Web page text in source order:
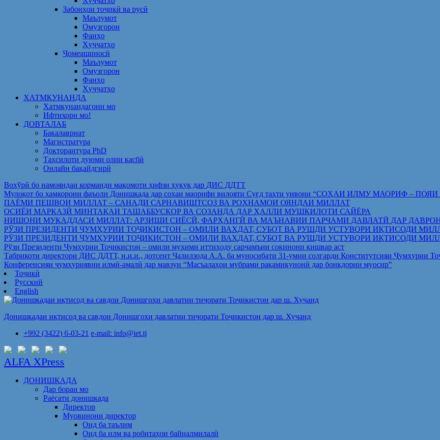
Забонҳои тоҷикӣ ва русӣ
Маълумот
Омузгорон
Фанҳо
Ҳуҷҷатҳо
Ҷомеашиносӣ
Маълумот
Омузгорон
Фанҳо
Ҳуҷҷатҳо
ХАТМКУНАНДА
Хатмкунандагони мо
Ифтихори мо!
ДОВТАЛАБ
Бакалавриат
Магистратура
Докторантура PhD
Таҳсилоти дуюми олии касбӣ
Онлайн бақайдгирӣ
Вохўрӣ бо намояндаи корманди мақомоти ҳифзи ҳуқуқ дар ДИС ДДТТ
Мулоқот бо ҳамкорони фаъоли Донишкада дар соҳаи маорифи вилояти Суғд таҳти унвони “СОҲАИ ИЛМУ МАОРИФ
ПАЁМИ ПЕШВОИ МИЛЛАТ – САНАДИ САРНАВИШТСОЗ ВА РОҲНАМОИ ОЯНДАИ МИЛЛАТ
ОСИЁИ МАРКАЗӢ МИНТАҚАИ ТАШАББУСКОР ВА СОЗАНДА ДАР ҲАЛЛИ МУШКИЛОТИ САЙЁРА
НИШОНИ МУҚАДДАСИ МИЛЛАТ: АРЗИШИ СИЁСӢ, ФАРҲАНГӢ ВА МАЪНАВИИ ПАРЧАМИ ДАВЛАТӢ ДАР
РӮЗИ ПРЕЗИДЕНТИ ҶУМҲУРИИ ТОҶИКИСТОН – ОМИЛИ ВАҲДАТ, СУБОТ ВА РУШДИ УСТУВОРИ ИҚТИСОДИ
РӮЗИ ПРЕЗИДЕНТИ ҶУМҲУРИИ ТОҶИКИСТОН – ОМИЛИ ВАҲДАТ, СУБОТ ВА РУШДИ УСТУВОРИ ИҚТИСОДИ
Рўзи Президенти Ҷумҳурии Тоҷикистон – омили муҳими иттиҳоду сарҷамъии сокинони кишвар аст
Табрикоти директори ДИС ДДТТ, н.и.и., дотсент Ҷалилзода А.А. ба муносибати 31-умин солгарди Конститутсияи Ҷумҳурии
Конференсияи ҷумҳуриявии илмӣ-амалӣ дар мавзуи “Масъалаҳои мубрами рақамикунонӣ дар бонкдории муосир”
Тоҷикӣ
Русский
English
Донишкадаи иқтисод ва савдои Донишгоҳи давлатии тиҷорати Тоҷикистон дар ш. Хуҷанд
+992 (3422) 6-03-21 e-mail: info@iet.tj
ALFA XPress
ДОНИШКАДА
Дар бораи мо
Раёсати донишкада
Директор
Муовинони директор
Оид ба таълим
Оид ба илм ва робитаҳои байналмилалӣ